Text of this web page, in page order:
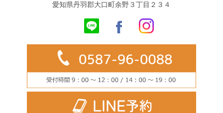
愛知県丹羽郡大口町余野３丁目２３４